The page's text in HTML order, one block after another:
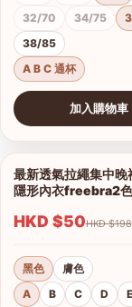
32/70
34/75
38/85
A B C 通杯
加入購物車
查看圖片
最新透氣拉繩集中晚
隱形內衣freebra2
HKD $50 HKD $198
黑色
膚色
A
B C D E
English